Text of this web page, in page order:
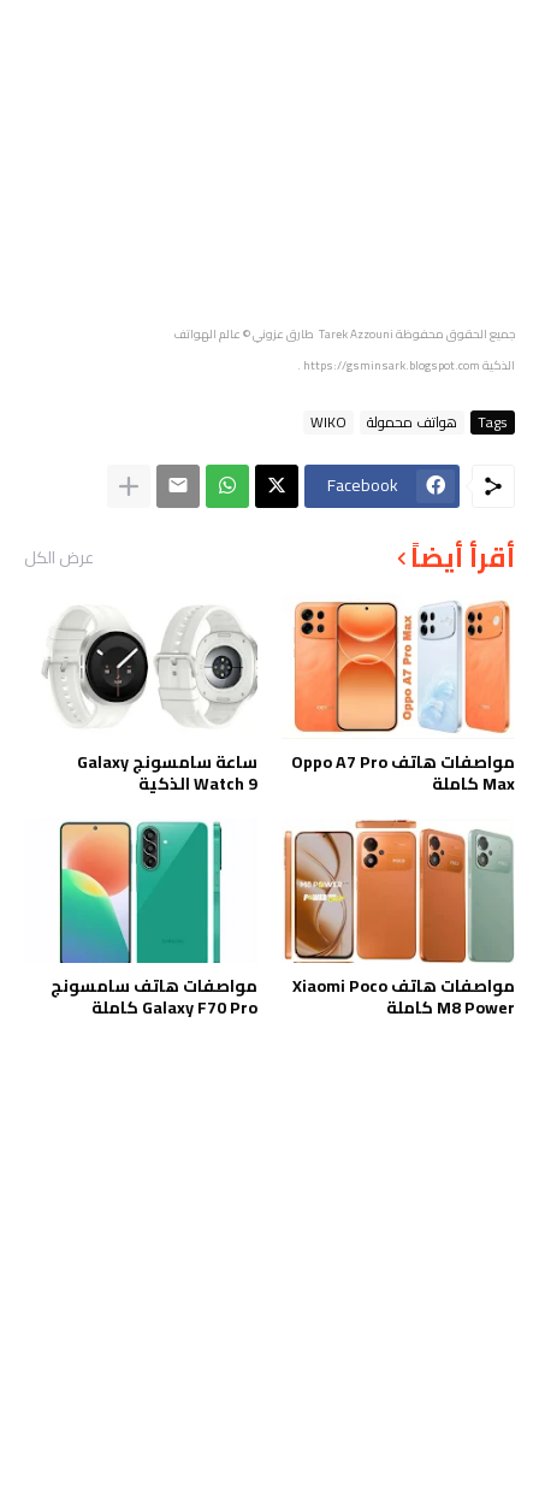
جميع الحقوق محفوظةTarek Azzouni طارق عزوني
© عالم الهواتف
الذكيةhttps://gsminsark.blogspot.com
.
Tags هواتف محمولة WIKO
Facebook
أقرأ أيضاً عرض الكل
مواصفات هاتف Oppo A7 Pro
Max كاملة
ساعة سامسونج Galaxy
Watch 9 الذكية
مواصفات هاتف Xiaomi Poco
M8 Power كاملة
مواصفات هاتف سامسونج
Galaxy F70 Pro كاملة